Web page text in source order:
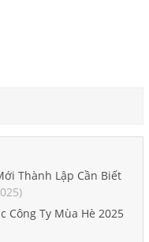
Thành Lập Cần Biết
Công Ty Mùa Hè 2025